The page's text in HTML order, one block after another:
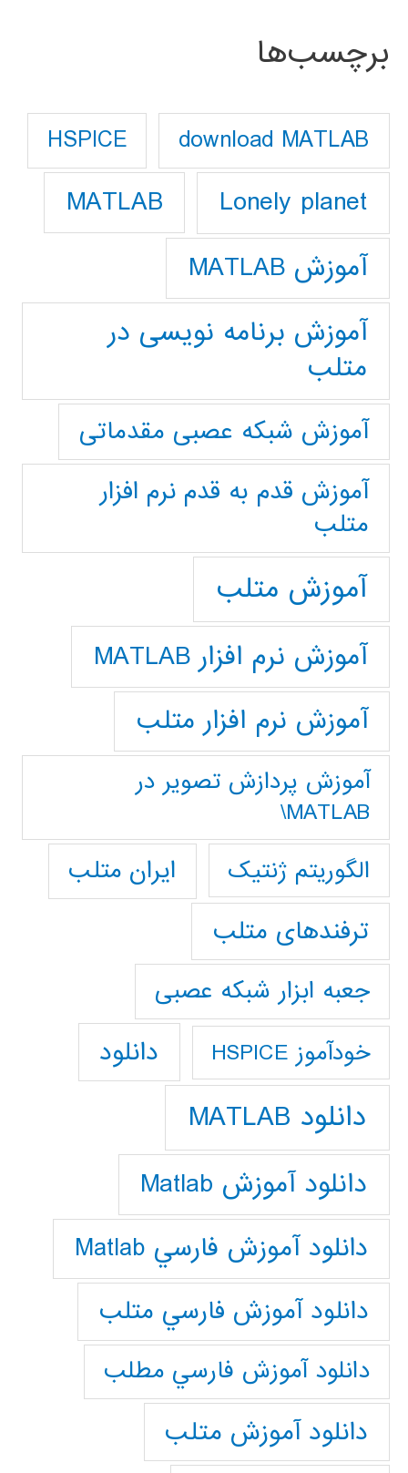
برچسب‌ها
download MATLAB
HSPICE
Lonely planet
MATLAB
آموزش MATLAB
آموزش برنامه نویسی در
متلب
آموزش شبکه عصبی مقدماتی
آموزش قدم به قدم نرم افزار
متلب
آموزش متلب
آموزش نرم افزار MATLAB
آموزش نرم افزار متلب
آموزش پردازش تصوير در
MATLAB\
الگوریتم ژنتیک
ایران متلب
ترفندهای متلب
جعبه ابزار شبکه عصبی
خودآموز HSPICE دانلود
دانلود MATLAB
دانلود آموزش Matlab
دانلود آموزش فارسي Matlab
دانلود آموزش فارسي متلب
دانلود آموزش فارسي مطلب
دانلود آموزش متلب